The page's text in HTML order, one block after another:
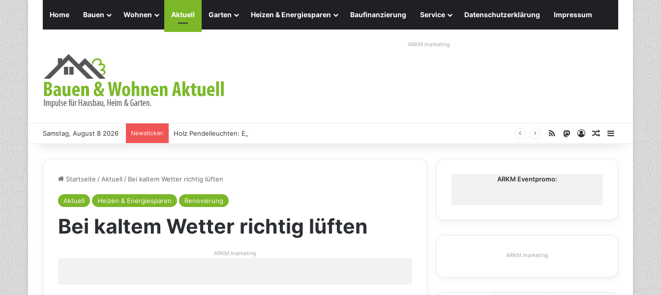
Home Bauen Wohnen Aktuell Garten Heizen & Energiesparen Baufinanzierung Service Datenschutzerklärung Impressum
ARKM.marketing
Samstag, August 8 2026 Newsticker: Holz Pendelleuchten: Eleganz und Nachhaltigkeit für Ihr Zuhause RSS Mastodon
AnmeldenZufälliger
Startseite /Aktuell / Bei kaltem Wetter richtig lüften
Aktuell Heizen & Energiesparen Renovierung
Bei kaltem Wetter richtig lüften
ARKM.marketing
ARKM Eventpromo:
ARKM.marketing